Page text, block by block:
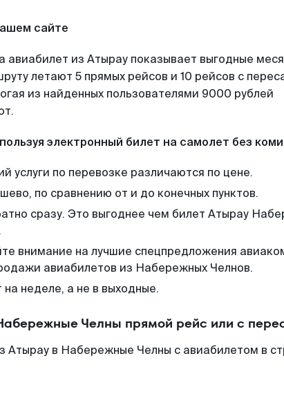
сайте
авиабилет из Атырау показывает выгодные
летают 5 прямых рейсов и 10 рейсов с
из найденных пользователями 9000 рублей
электронный билет на самолет без
услуги по перевозке различаются по цене.
по сравнению от и до конечных пунктов.
сразу. Это выгоднее чем билет Атырау
внимание на лучшие спецпредложения
авиабилетов из Набережных Челнов.
неделе, а не в выходные.
Челны прямой рейс или с
Атырау в Набережные Челны с авиабилетом в